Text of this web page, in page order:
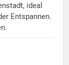
ideal
Entspannen.